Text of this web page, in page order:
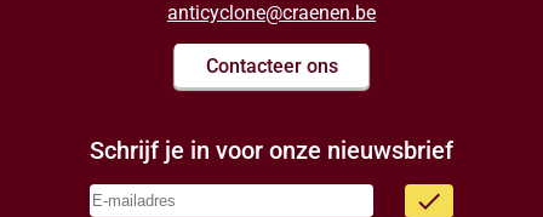
anticyclone@craenen.be
Contacteer ons
Schrijf je in voor onze nieuwsbrief
done